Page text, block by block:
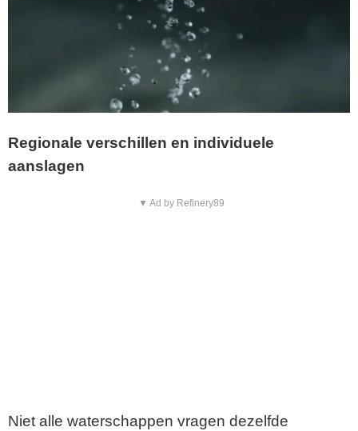
Regionale verschillen en individuele
aanslagen
▼ Ad by Refinery89
Niet alle waterschappen vragen dezelfde